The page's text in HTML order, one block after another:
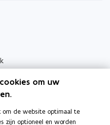
om uw
om de website optimaal te
zijn optioneel en worden